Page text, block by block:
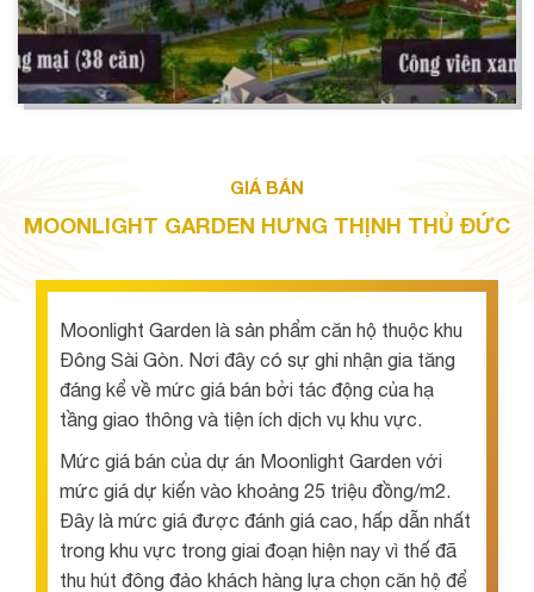
GIÁ BÁN
MOONLIGHT GARDEN HƯNG THỊNH THỦ ĐỨC
Moonlight Garden là sản phẩm căn hộ thuộc khu
Đông Sài Gòn. Nơi đây có sự ghi nhận gia tăng
đáng kể về mức giá bán bởi tác động của hạ
tầng giao thông và tiện ích dịch vụ khu vực.
Mức giá bán của dự án Moonlight Garden với
mức giá dự kiến vào khoảng 25 triệu đồng/m2.
Đây là mức giá được đánh giá cao, hấp dẫn nhất
trong khu vực trong giai đoạn hiện nay vì thế đã
thu hút đông đảo khách hàng lựa chọn căn hộ để